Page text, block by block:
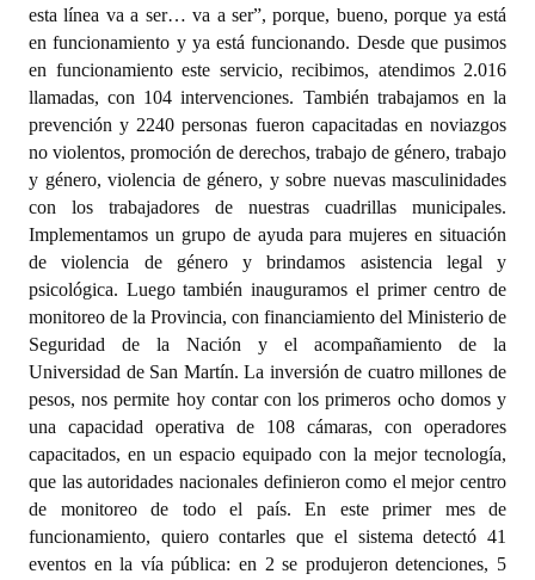
esta línea va a ser… va a ser”, porque, bueno, porque ya está
en funcionamiento y ya está funcionando. Desde que pusimos
en funcionamiento este servicio, recibimos, atendimos 2.016
llamadas, con 104 intervenciones. También trabajamos en la
prevención y 2240 personas fueron capacitadas en noviazgos
no violentos, promoción de derechos, trabajo de género, trabajo
y género, violencia de género, y sobre nuevas masculinidades
con los trabajadores de nuestras cuadrillas municipales.
Implementamos un grupo de ayuda para mujeres en situación
de violencia de género y brindamos asistencia legal y
psicológica. Luego también inauguramos el primer centro de
monitoreo de la Provincia, con financiamiento del Ministerio de
Seguridad de la Nación y el acompañamiento de la
Universidad de San Martín. La inversión de cuatro millones de
pesos, nos permite hoy contar con los primeros ocho domos y
una capacidad operativa de 108 cámaras, con operadores
capacitados, en un espacio equipado con la mejor tecnología,
que las autoridades nacionales definieron como el mejor centro
de monitoreo de todo el país. En este primer mes de
funcionamiento, quiero contarles que el sistema detectó 41
eventos en la vía pública: en 2 se produjeron detenciones, 5